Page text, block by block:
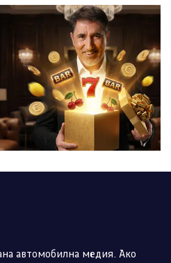
автомобилна медия. Ако